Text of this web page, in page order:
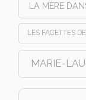
LA MÈRE
LES FACETTES
MARIE-